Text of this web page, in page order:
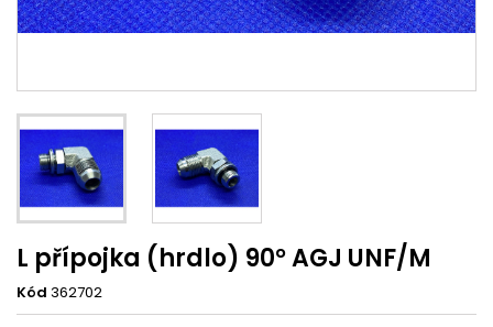
L přípojka (hrdlo) 90° AGJ UNF/M
Kód 362702